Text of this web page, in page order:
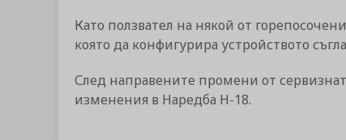
Като ползвател на някой от
която да конфигурира устройството
След направените промени от
изменения в Наредба Н-18.